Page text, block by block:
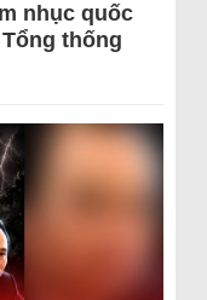
nhục quốc
thống